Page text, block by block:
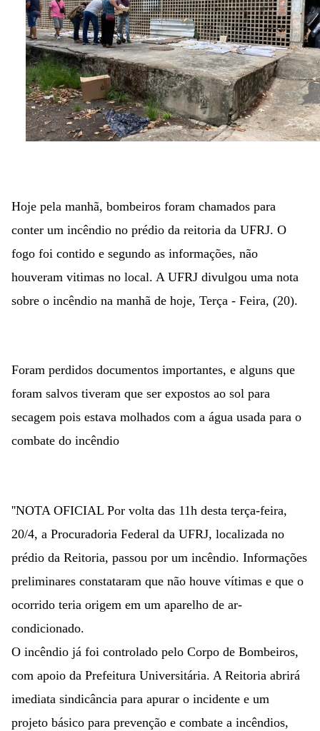
Hoje pela manhã, bombeiros foram chamados para
conter um incêndio no prédio da reitoria da UFRJ. O
fogo foi contido e segundo as informações, não
houveram vitimas no local. A UFRJ divulgou uma nota
sobre o incêndio na manhã de hoje, Terça - Feira, (20).
Foram perdidos documentos importantes, e alguns que
foram salvos tiveram que ser expostos ao sol para
secagem pois estava molhados com a água usada para o
combate do incêndio
''NOTA OFICIAL Por volta das 11h desta terça-feira,
20/4, a Procuradoria Federal da UFRJ, localizada no
prédio da Reitoria, passou por um incêndio. Informações
preliminares constataram que não houve vítimas e que o
ocorrido teria origem em um aparelho de ar-
condicionado.
O incêndio já foi controlado pelo Corpo de Bombeiros,
com apoio da Prefeitura Universitária. A Reitoria abrirá
imediata sindicância para apurar o incidente e um
projeto básico para prevenção e combate a incêndios,